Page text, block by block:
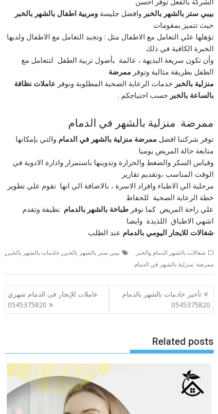
بيبي ستر بالشهر بالخبر وافضل جليسةومربية اطفال بالشهر بالخبر
حيث تتميز بمقومات
تؤهلها علي التعامل مع الاطفال مثل : وتجيد التعامل مع الاطفال ولديها
الخبرة الكافية في ذلك
وأن تكون سريعة البديهة ، عالمة بأصول تربية الطفل لتتعامل مع
الطفل بطريقة مثالية وتوفرممرضة
منزلية بالخبر خدمات الرعاية الصحية المطلوبة ونوفر عاملات نظافة
بالساعة بالخبر حسب احتياجكم .
ممرضة منزلية بالشهر في الدمام
توفر شركتنا افضلممرضة منزلية بالشهر في الدمام والتي بإمكانها
متابعة حالة المريض يوميا
وقياس السكر والضغط والحرارة وتدوينها باستمرار وادارة الادوية في
الوقت المناسب ،وتقديم تقارير
مرحلية الي الاطباء وافراد الاسرة ، بالاضافة الي انها تقوم علي تطوير
خطة الرعاية الصحية للحفاظ
علي راحة المريض كما نوفرطباخة بالشهر بالدمام نظيفة وتقدم
اشهي الاطباق اللذيذة وايضا
شغالات للايجار اليومي بالدمام عند الطلب
شغالات بالشهر الدمام والخبر بيبي ستر بالشهر بالخبر ,خادمات بالشهر بالخبر ,
ممرضة منزلية بالشهر في الدمام
تصفّح
المقالات
تأجير خادمات بالشهر بالدمام
0545375820
عاملات للإيجار فى الدمام شهري
0545375820
Related posts